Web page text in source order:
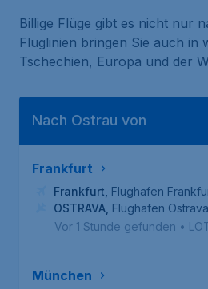
Billige Flüge gibt es nicht nur
Fluglinien bringen Sie auch in
Tschechien, Europa und der
Nach Ostrau von
Frankfurt
Frankfurt Flughafen
OSTRAVA Flughafen Ostrava
Vor 1 Stunde gefunden •
München